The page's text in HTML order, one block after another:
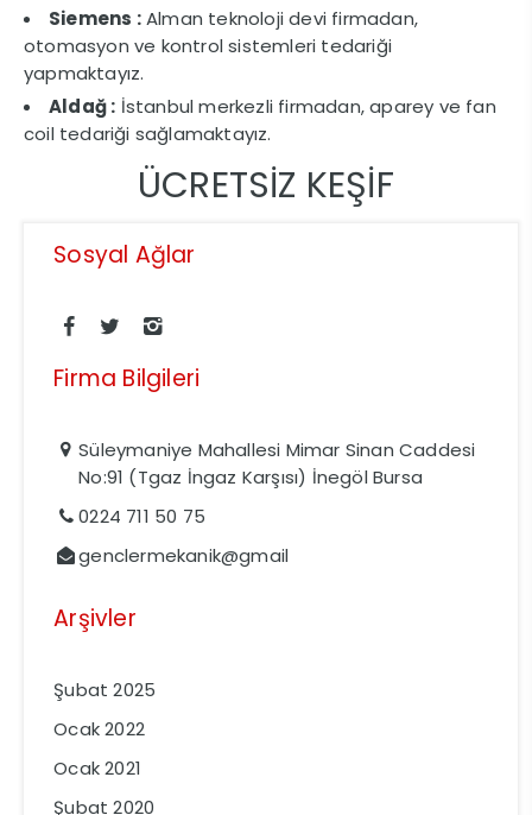
Siemens :Alman teknoloji devi firmadan,
otomasyon ve kontrol sistemleri tedariği
yapmaktayız.
Aldağ : İstanbul merkezli firmadan, aparey ve fan
coil tedariği sağlamaktayız.
ÜCRETSİZ KEŞİF
Sosyal Ağlar
Firma Bilgileri
Süleymaniye Mahallesi Mimar Sinan Caddesi
No:91 (Tgaz İngaz Karşısı) İnegöl Bursa
0224 711 50 75
genclermekanik@gmail
Arşivler
Şubat 2025
Ocak 2022
Ocak 2021
Şubat 2020